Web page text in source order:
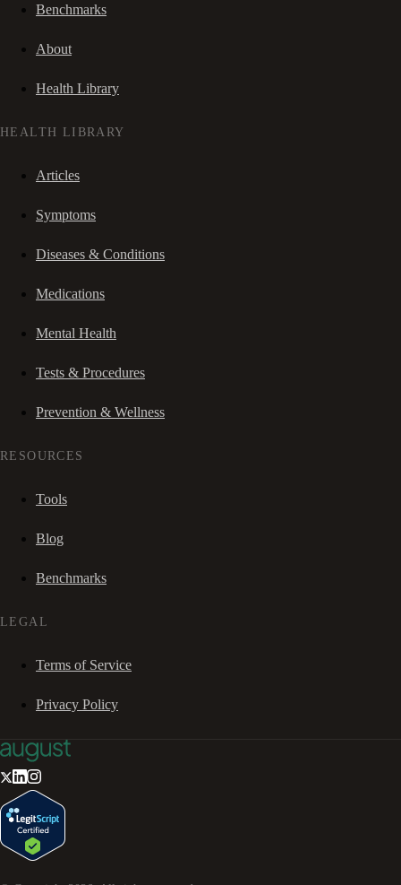
Benchmarks
About
Health Library
HEALTH LIBRARY
Articles
Symptoms
Diseases & Conditions
Medications
Mental Health
Tests & Procedures
Prevention & Wellness
RESOURCES
Tools
Blog
Benchmarks
LEGAL
Terms of Service
Privacy Policy